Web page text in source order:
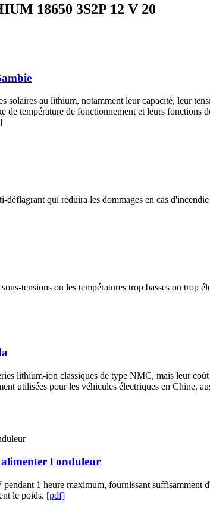
18650 3S2P 12 V 20
solaires au lithium, notamment leur capacité, leur
température de fonctionnement et leurs fonctions
qui réduira les dommages en cas d'incendie
tensions ou les températures trop basses ou trop
lithium-ion classiques de type NMC, mais leur
utilisées pour les véhicules électriques en Chine,
l onduleur
1 heure maximum, fournissant suffisamment
le poids. [pdf]